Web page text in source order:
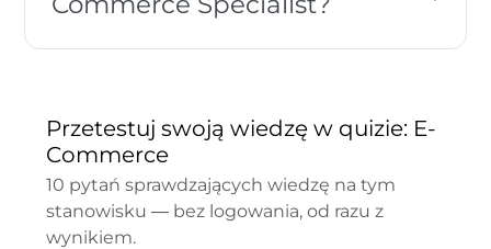
Przetestuj swoją wiedzę w quizie: E-
Commerce
10 pytań sprawdzających wiedzę na tym
stanowisku — bez logowania, od razu z
wynikiem.